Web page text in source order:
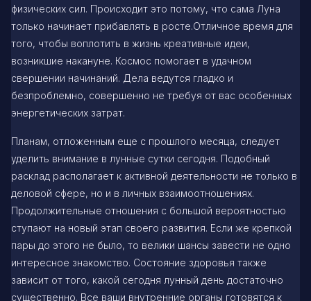
физических сил. Происходит это потому, что сама Луна
только начинает прибавлять в росте.Отличное время для
того, чтобы воплотить в жизнь креативные идеи,
возникшие накануне. Космос помогает в удачном
свершении начинаний. Дела ведутся гладко и
безпроблемно, совершенно не требуя от вас особенных
энергетических затрат.
Планам, отложенным еще с прошлого месяца, следует
уделить внимание в лунные сутки сегодня. Подобный
расклад располагает к активной деятельности не только в
деловой сфере, но и в личных взаимоотношениях.
Продолжительные отношения с большой вероятностью
ступают на новый этап своего развития. Если же крепкой
пары до этого не было, то велики шансы завести не одно
интересное знакомство. Состояние здоровья также
зависит от того, какой сегодня лунный день достаточно
существенно. Все ваши внутренние органы готовятся к